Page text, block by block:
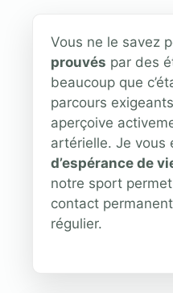
Vous ne le savez
prouvés par des
beaucoup que
parcours
aperçoive
artérielle. Je vous
d’espérance de
notre sport
contact
régulier.